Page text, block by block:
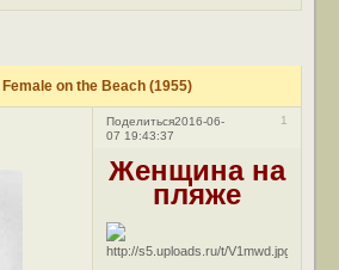
on the Beach (1955)
Поделиться 1
2016-06-
07 19:43:37
Женщина на
пляже